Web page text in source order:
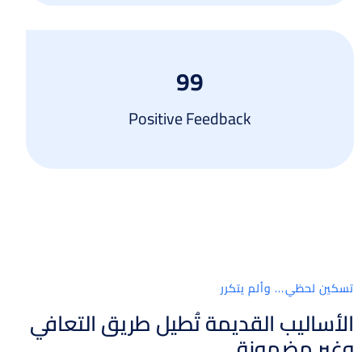
99
Positive Feedback
تسكين لحظي... وألم يتكرر
الأساليب القديمة تُطيل طريق التعافي